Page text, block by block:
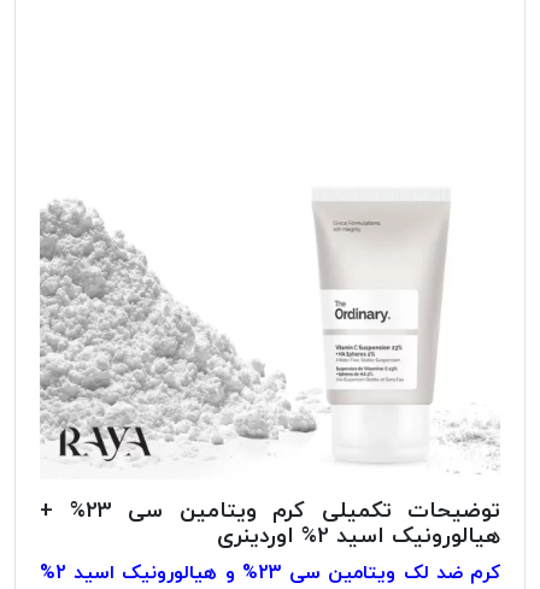
توضیحات تکمیلی کرم ویتامین سی 23% +
هیالورونیک اسید 2% اوردینری
کرم ضد لک ویتامین سی 23% و هیالورونیک اسید 2%